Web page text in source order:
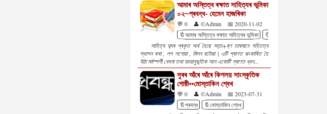
আমাৰ অস্তিত্ব ৰক্ষাত সাহিত্যৰ ভূমিকা
০২~প্ৰবন্ধ- হেমেন হাজৰিকা
💬 0 👤 ©Admin
📅 2020-11-02
🔖আমাৰ অস্তিত্ব ৰক্ষাত সাহিত্যৰ ভূমিকা
🔖প্ৰবন্ধ
সাহিত্য শব্দৰ প্ৰকৃত অৰ্থ হৈছে সহ্ত+ষ্ণ তাৰমানে সহিতত্ব
স্থাপন কৰা , লগ লগোৱা , মিলন ঘটোৱা | এটি প্ৰাণত ঝংকাৰিত হৈ
উঠা মৰ্মস্পৰ্শী বেদনা তথা হৃদয়ানুভূতিক আন একোটি প্ৰাণত ধ্বন...
সুৰৰ আঁৰে আঁৰে কিশলয় সাংস্কৃতিক
গোষ্ঠী••মোস্তাকিন শ্বেখ
💬 0 👤 ©Admin
📅 2023-07-31
🔖প্ৰবন্ধ
🔖মোস্তাকিন শ্বেখ